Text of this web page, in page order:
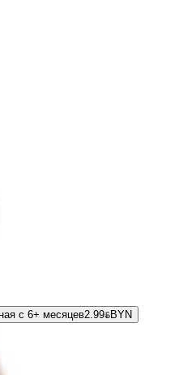
с 6+ месяцев2.99BYNBYN